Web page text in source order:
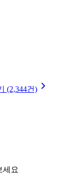
(2,344건)
세요